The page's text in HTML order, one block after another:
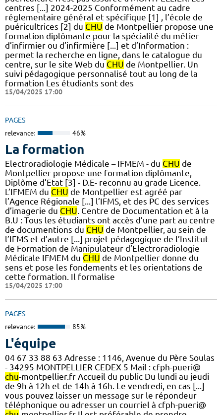
centres [...] 2024-2025 Conformément au cadre
réglementaire général et spécifique [1] , l’école de
puéricultrices [2] du CHU de Montpellier propose une
formation diplômante pour la spécialité du métier
d’infirmier ou d’infirmière [...] et d’Information :
permet la recherche en ligne, dans le catalogue du
centre, sur le site Web du CHU de Montpellier. Un
suivi pédagogique personnalisé tout au long de la
formation Les étudiants sont des
15/04/2025 17:00
PAGES
relevance: 46%
La formation
Electroradiologie Médicale – IFMEM - du CHU de
Montpellier propose une formation diplômante,
Diplôme d’Etat [3] - D.E- reconnu au grade Licence.
L’IFMEM du CHU de Montpellier est agréé par
l’Agence Régionale [...] l’IFMS, et des PC des services
d’imagerie du CHU. Centre de Documentation et à la
B.U : Tous les étudiants ont accès d’une part au centre
de documentions du CHU de Montpellier, au sein de
l’IFMS et d’autre [...] projet pédagogique de l’Institut
de Formation de Manipulateur d’Electroradiologie
Médicale IFMEM du CHU de Montpellier donne du
sens et pose les fondements et les orientations de
cette formation. Il formalise
15/04/2025 17:00
PAGES
relevance: 85%
L'équipe
04 67 33 88 63 Adresse : 1146, Avenue du Père Soulas
- 34295 MONTPELLIER CEDEX 5 Mail : cfph-pueri@
chu-montpellier.fr Accueil du public Du lundi au jeudi
de 9h à 12h et de 14h à 16h. Le vendredi, en cas [...]
vous pouvez laisser un message sur le répondeur
téléphonique ou adresser un courriel à cfph-pueri@